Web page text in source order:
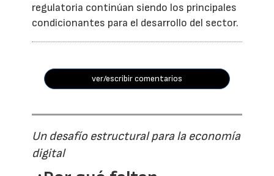
regulatoria continúan siendo los principales
condicionantes para el desarrollo del sector.
ver/escribir comentarios
Un desafío estructural para la economía
digital